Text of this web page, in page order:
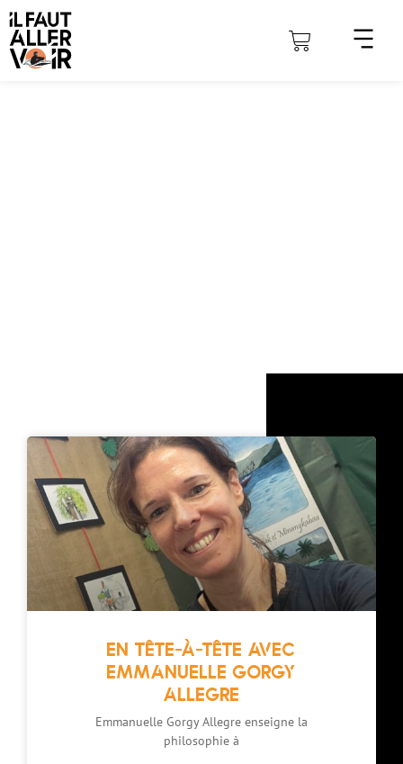
EN TÊTE-À-TÊTE AVEC
EMMANUELLE GORGY
ALLEGRE
Emmanuelle Gorgy Allegre enseigne la
philosophie à